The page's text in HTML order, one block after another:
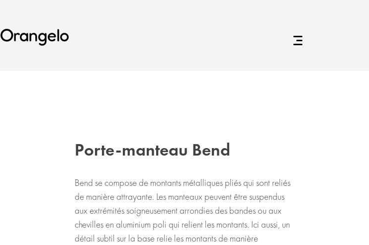
Orangelo
Porte-manteau Bend
Bend se compose de montants métalliques pliés qui sont reliés
de manière attrayante. Les manteaux peuvent être suspendus
aux extrémités soigneusement arrondies des bandes ou aux
chevilles en aluminium poli qui relient les montants. Ici aussi, un
détail subtil sur la base relie les montants de manière